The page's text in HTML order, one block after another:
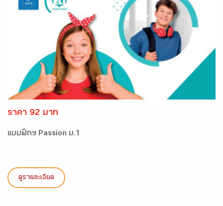
ราคา 92 บาท
แบบฝึกฯ Passion ม.1
ดูรายละเอียด